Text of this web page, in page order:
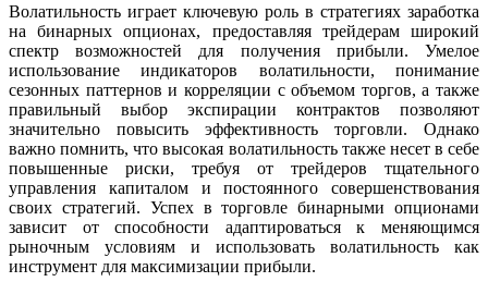
Волатильность играет ключевую роль в стратегиях заработка
на бинарных опционах, предоставляя трейдерам широкий
спектр возможностей для получения прибыли. Умелое
использование индикаторов волатильности, понимание
сезонных паттернов и корреляции с объемом торгов, а также
правильный выбор экспирации контрактов позволяют
значительно повысить эффективность торговли. Однако
важно помнить, что высокая волатильность также несет в себе
повышенные риски, требуя от трейдеров тщательного
управления капиталом и постоянного совершенствования
своих стратегий. Успех в торговле бинарными опционами
зависит от способности адаптироваться к меняющимся
рыночным условиям и использовать волатильность как
инструмент для максимизации прибыли.